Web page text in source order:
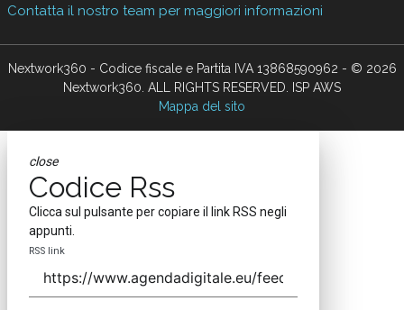
Contatta il nostro team per maggiori informazioni
Nextwork360 - Codice fiscale e Partita IVA 13868590962 - © 2026
Nextwork360. ALL RIGHTS RESERVED. ISP AWS
Mappa del sito
close
Codice Rss
Clicca sul pulsante per copiare il link RSS negli
appunti.
RSS link